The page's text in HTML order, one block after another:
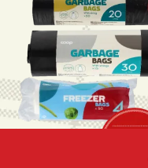
Affaldsposer med